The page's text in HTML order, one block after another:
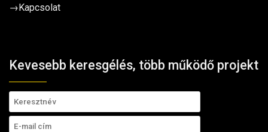
→ Kapcsolat
Kevesebb keresgélés, több működő projekt